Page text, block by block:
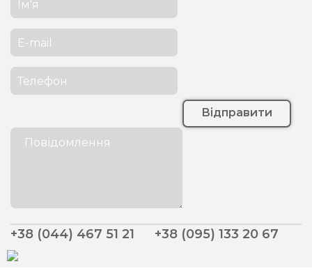
Відправити
+38 (044) 467 51 21 +38 (095) 133 20 67